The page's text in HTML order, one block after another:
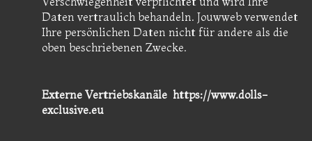
Daten vertraulich behandeln. Jouwweb verwendet
Ihre persönlichen Daten nicht für andere als die
oben beschriebenen Zwecke.
Externe Vertriebskanäle https://www.dolls-
exclusive.eu